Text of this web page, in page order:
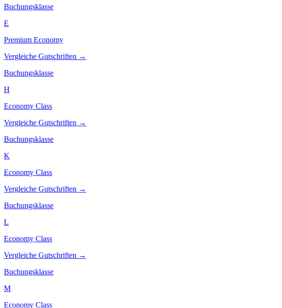
Buchungsklasse
E
Premium Economy
Vergleiche Gutschriften →
Buchungsklasse
H
Economy Class
Vergleiche Gutschriften →
Buchungsklasse
K
Economy Class
Vergleiche Gutschriften →
Buchungsklasse
L
Economy Class
Vergleiche Gutschriften →
Buchungsklasse
M
Economy Class